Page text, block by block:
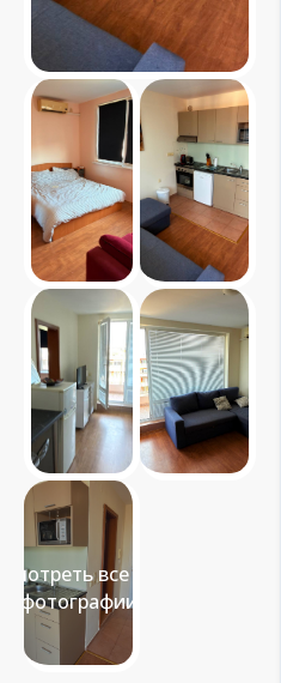
Смотреть все 10
фотографии